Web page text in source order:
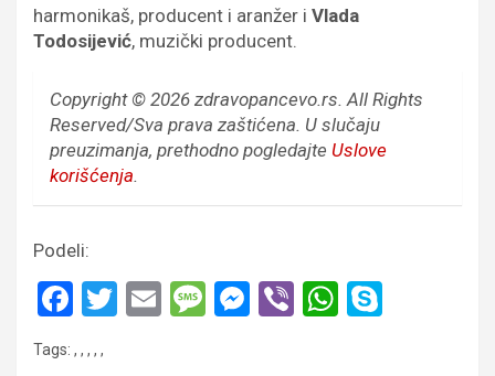
harmonikaš, producent i aranžer i Vlada
Todosijević, muzički producent.
Copyright © 2026 zdravopancevo.rs. All Rights
Reserved/Sva prava zaštićena. U slučaju
preuzimanja, prethodno pogledajte Uslove
korišćenja.
Podeli:
F
T
E
M M Vi W
Tags: , , , , ,